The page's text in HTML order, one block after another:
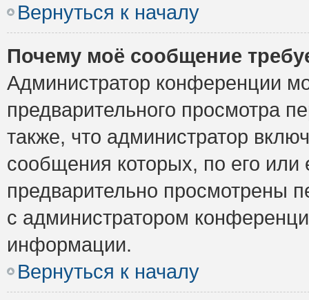
Вернуться к началу
Почему моё сообщение
Администратор конференции
предварительного просмотра
также, что администратор
сообщения которых, по его
предварительно просмотрены
с администратором
информации.
Вернуться к началу